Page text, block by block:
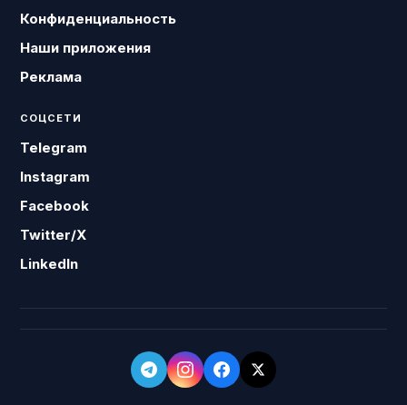
Конфиденциальность
Наши приложения
Реклама
СОЦСЕТИ
Telegram
Instagram
Facebook
Twitter/X
LinkedIn